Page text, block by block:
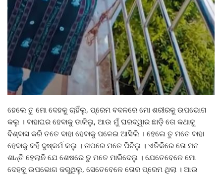
ହେଲେ ତୁ ମୋ ଦେହକୁ ଚାହିଁଲୁ, ପ୍ରେମ ବଦଳରେ ମୋ ଶରୀରକୁ ଉପଭୋଗ
କଲୁ । ବାହାଘର ହେବାକୁ ଡାକିଲୁ, ଆଉ ମୁଁ ଘରଦ୍ୱାର ଛାଡ଼ି ତୋ କଥାକୁ
ବିଶ୍ବାସ କରି ତତେ ବାହା ହେବାକୁ ପଳେଇ ଆସିଲି । ହେଲେ ତୁ ମତେ ବାହା
ହେବାକୁ କହି ଦୁଷ୍କର୍ମ କଲୁ । ତାପରେ ମତେ ପିଟିଲୁ । ଏତିକିରେ ତୋ ମନ
ଶାନ୍ତି ହେଲାନି ଯେ ଶେଷରେ ତୁ ମତେ ମାରିଦେଲୁ । ଯେତେବେଳେ ମୋ
ଦେହକୁ ଉପଭୋଗ କରୁଥିଲୁ, ସେତେବେଳେ ତୋର ପ୍ରେମ ଥିଲା । ଆଉ